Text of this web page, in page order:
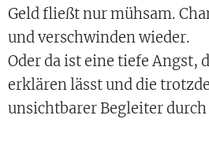
Geld fließt nur mühsam.
und verschwinden wieder.
Oder da ist eine tiefe Angst,
erklären lässt und die
unsichtbarer Begleiter durch